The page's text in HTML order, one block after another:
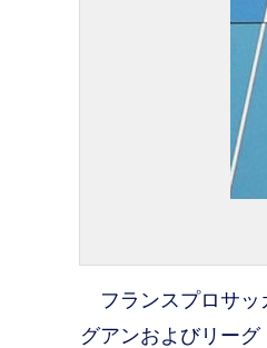
フランスプロサッ
グアンおよびリー